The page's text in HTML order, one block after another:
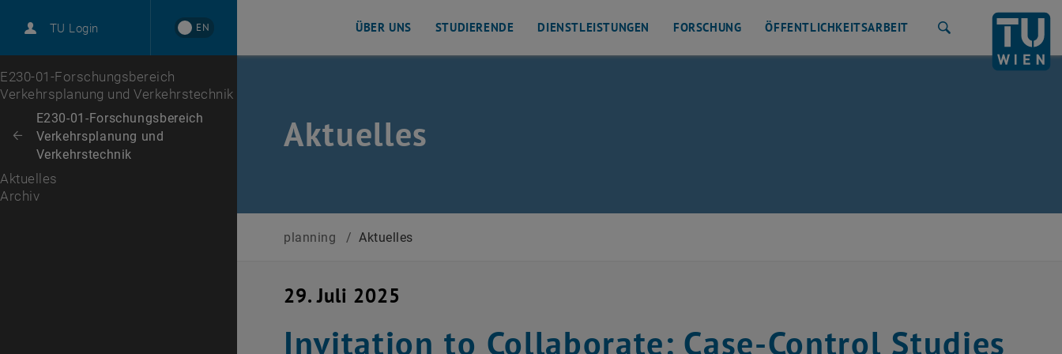
TU Login EN
Zur 1. Menü Ebene
E230-01-Forschungsbereich
Verkehrsplanung und Verkehrstechnik
Zurück: Subseiten von E230-01-Forschungsbereich Verkehrsplanung und Verkehrstechnik auflisten
Zurück zur letzten Ebene:
E230-01-Forschungsbereich
Verkehrsplanung und
Verkehrstechnik
Aktuelles
Archiv
ÜBER UNS STUDIERENDE DIENSTLEISTUNGEN FORSCHUNG ÖFFENTLICHKEITSARBEIT
Aktuelles
planning / Aktuelles
29. Juli 2025
Invitation to Collaborate: Case-Control Studies